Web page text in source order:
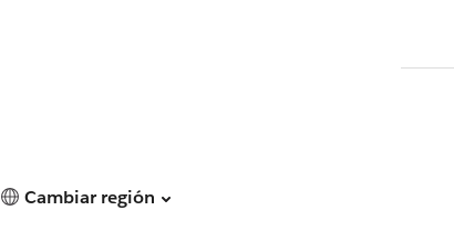
Cambiar región